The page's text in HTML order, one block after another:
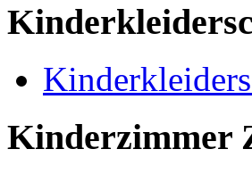
Kinderzimmer